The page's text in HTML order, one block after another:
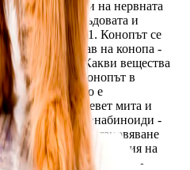
болести на нервната
сърдечно-съдовата и
в книгата: 1. Конопът се
химичен състав на конопа -
психиката - Какви вещества
- Конопът в
конопа - Какво е
организма - Девет мита и
с канабиноиди -
конопа - Възстановяване
и Европа - География на
„Ла Гардия“ -